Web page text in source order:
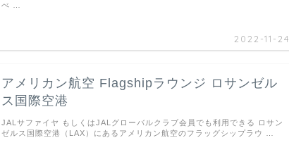
2022-11-24
べ …
アメリカン航空 Flagshipラウンジ ロサンゼル
ス国際空港
JALサファイヤ もしくはJALグローバルクラブ会員でも利用できる ロサン
ゼルス国際空港（LAX）にあるアメリカン航空のフラッグシップラウ …